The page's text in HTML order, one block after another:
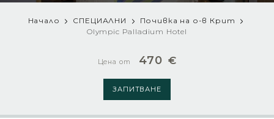
Начало СПЕЦИАЛНИ
Почивка на о-в Крит
Olympic Palladium Hotel
Цена от 470 €
ЗАПИТВАНЕ